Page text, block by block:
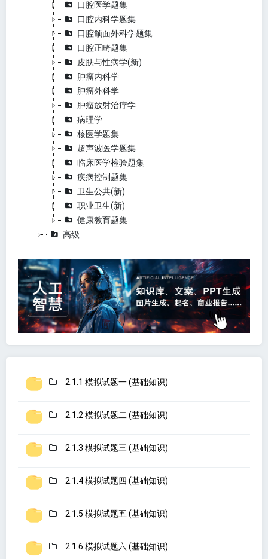
口腔医学题集
口腔内科学题集
口腔颌面外科学题集
口腔正畸题集
皮肤与性病学(新)
肿瘤内科学
肿瘤外科学
肿瘤放射治疗学
病理学
核医学题集
超声波医学题集
临床医学检验题集
疾病控制题集
卫生公共(新)
职业卫生(新)
健康教育题集
高级
2.1.1 模拟试题一 (基础知识)
2.1.2 模拟试题二 (基础知识)
2.1.3 模拟试题三 (基础知识)
2.1.4 模拟试题四 (基础知识)
2.1.5 模拟试题五 (基础知识)
2.1.6 模拟试题六 (基础知识)